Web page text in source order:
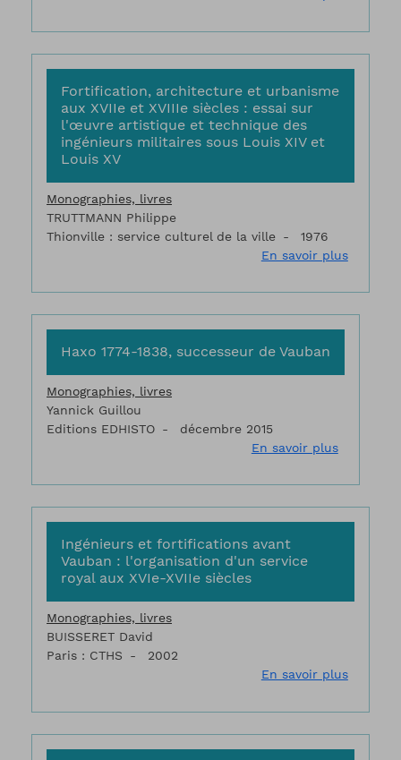
Fortification, architecture et urbanisme
aux XVIIe et XVIIIe siècles : essai sur
l'œuvre artistique et technique des
ingénieurs militaires sous Louis XIV et
Louis XV
Monographies, livres
TRUTTMANN Philippe
Thionville : service culturel de la ville
1976
En savoir plussur
Haxo 1774-1838, successeur de Vauban
Monographies, livres
Yannick Guillou
Editions EDHISTO
décembre 2015
En savoir plussur Haxo
Ingénieurs et fortifications avant
Vauban : l'organisation d'un service
royal aux XVIe-XVIIe siècles
Monographies, livres
BUISSERET David
Paris : CTHS
2002
En savoir plussur